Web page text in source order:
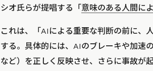
シオ氏らが提唱する「 意味のある人間に
これは、「AIによる重要な判断の前に、
する。具体的には、AIのブレーキや加速
など）を正しく反映させ、さらに事故が